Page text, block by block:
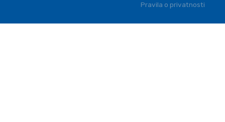
Pravila o privatnosti